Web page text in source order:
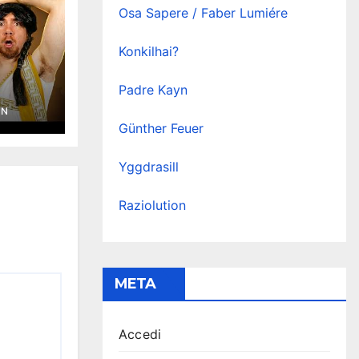
Osa Sapere / Faber Lumiére
Konkilhai?
Padre Kayn
Günther Feuer
Yggdrasill
Raziolution
META
Accedi